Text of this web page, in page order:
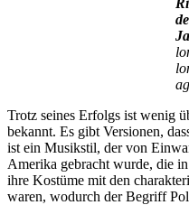
Trotz seines Erfolgs ist wenig
bekannt. Es gibt Versionen,
ist ein Musikstil, der von
Amerika gebracht wurde, die
ihre Kostüme mit den
waren, wodurch der Begriff